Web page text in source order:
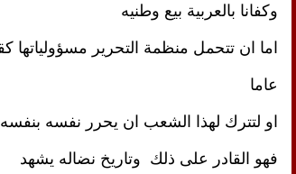
وكفانا بالعربية بيع وطنيه
عاما
او لتترك لهذا الشعب ان يحرر نفسه بنفسه
فهو القادر على ذلك  وتاريخ نضاله يشهد